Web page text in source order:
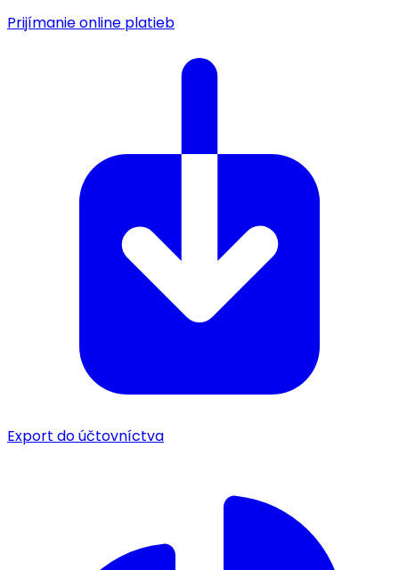
Prijímanie online platieb
Export do účtovníctva